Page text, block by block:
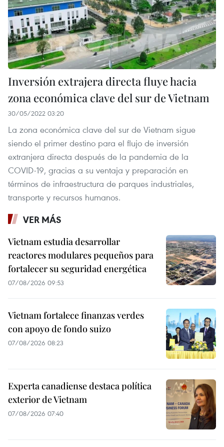
Inversión extrajera directa fluye hacia
zona económica clave del sur de Vietnam
30/05/2022 03:20
La zona económica clave del sur de Vietnam sigue
siendo el primer destino para el flujo de inversión
extranjera directa después de la pandemia de la
COVID-19, gracias a su ventaja y preparación en
términos de infraestructura de parques industriales,
transporte y recursos humanos.
VER MÁS
Vietnam estudia desarrollar
reactores modulares pequeños para
fortalecer su seguridad energética
07/08/2026 09:53
Vietnam fortalece finanzas verdes
con apoyo de fondo suizo
07/08/2026 08:23
Experta canadiense destaca política
exterior de Vietnam
07/08/2026 07:40